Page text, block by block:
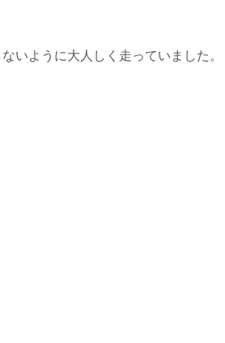
いように大人しく走っていました。